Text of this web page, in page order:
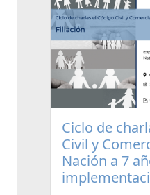
Ciclo de
Civil y
Nación a 7